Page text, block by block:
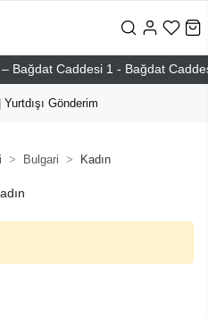
Bağdat Caddesi 1 - Bağdat
Gönderim
Bulgari Kadın